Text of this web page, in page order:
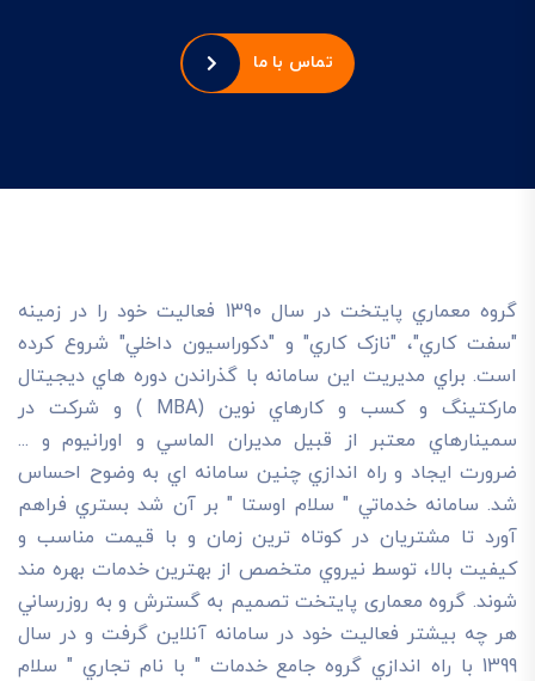
تماس با ما
گروه معماري پايتخت در سال 1390 فعاليت خود را در زمينه
"سفت کاري"، "نازک کاري" و "دکوراسيون داخلي" شروع کرده
است. براي مديريت اين سامانه با گذراندن دوره هاي ديجيتال
مارکتينگ و کسب و کارهاي نوين (MBA ) و شرکت در
سمينارهاي معتبر از قبيل مديران الماسي و اورانيوم و ...
ضرورت ايجاد و راه اندازي چنين سامانه اي به وضوح احساس
شد. سامانه خدماتي " سلام اوستا " بر آن شد بستري فراهم
آورد تا مشتريان در کوتاه ترين زمان و با قيمت مناسب و
کيفيت بالا، توسط نيروي متخصص از بهترين خدمات بهره مند
شوند. گروه معماری پایتخت تصميم به گسترش و به روزرساني
هر چه بيشتر فعاليت خود در سامانه آنلاين گرفت و در سال
1399 با راه اندازي گروه جامع خدمات " با نام تجاري " سلام